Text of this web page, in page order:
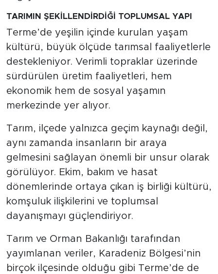
TARIMIN ŞEKİLLENDİRDİĞİ TOPLUMSAL YAPI
Terme’de yeşilin içinde kurulan yaşam
kültürü, büyük ölçüde tarımsal faaliyetlerle
destekleniyor. Verimli topraklar üzerinde
sürdürülen üretim faaliyetleri, hem
ekonomik hem de sosyal yaşamın
merkezinde yer alıyor.
Tarım, ilçede yalnızca geçim kaynağı değil,
aynı zamanda insanların bir araya
gelmesini sağlayan önemli bir unsur olarak
görülüyor. Ekim, bakım ve hasat
dönemlerinde ortaya çıkan iş birliği kültürü,
komşuluk ilişkilerini ve toplumsal
dayanışmayı güçlendiriyor.
Tarım ve Orman Bakanlığı tarafından
yayımlanan veriler, Karadeniz Bölgesi’nin
birçok ilçesinde olduğu gibi Terme’de de